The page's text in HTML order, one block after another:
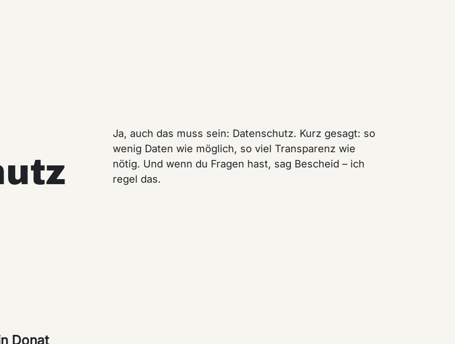
Ja, auch das muss sein: Datenschutz. Kurz gesagt: so
wenig Daten wie möglich, so viel Transparenz wie
nötig. Und wenn du Fragen hast, sag Bescheid – ich
regel das.
Donat